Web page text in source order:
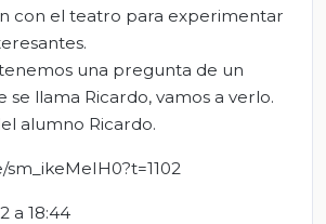
con el teatro para experimentar
una pregunta de un
se llama Ricardo, vamos a verlo.
alumno Ricardo.
a 18:44